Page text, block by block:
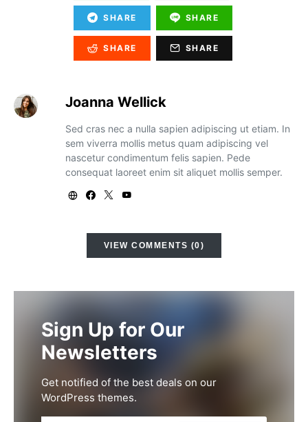
SHARE SHARE
SHARE SHARE
Joanna Wellick
Sed cras nec a nulla sapien adipiscing ut etiam. In
sem viverra mollis metus quam adipiscing vel
nascetur condimentum felis sapien. Pede
consequat laoreet enim sit aliquet mollis semper.
VIEW COMMENTS (0)
Sign Up for Our
Newsletters
Get notified of the best deals on our
WordPress themes.